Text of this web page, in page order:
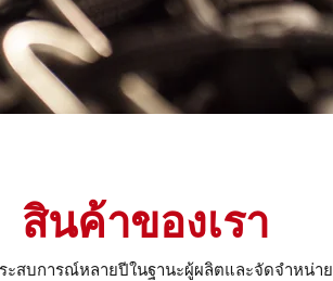
สินค้าของเรา
ะสบการณ์หลายปีในฐานะผู้ผลิตและจัดจำหน่าย